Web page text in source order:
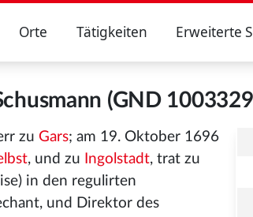
Orte Tätigkeiten Erweiterte
(GND
zu Gars; am 19. Oktober 1696
, und zu Ingolstadt, trat zu
in den regulirten
und Direktor des